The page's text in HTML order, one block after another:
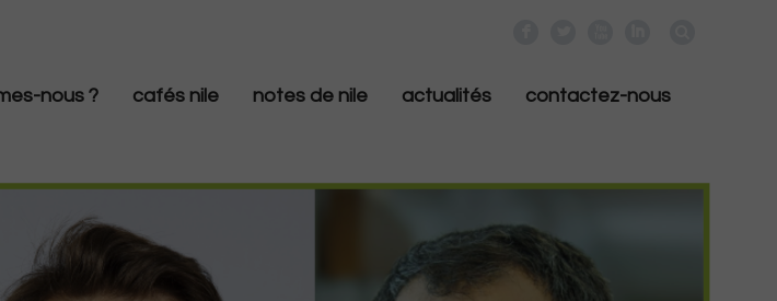
nous ? cafés nile notes de nile actualités contactez-nous